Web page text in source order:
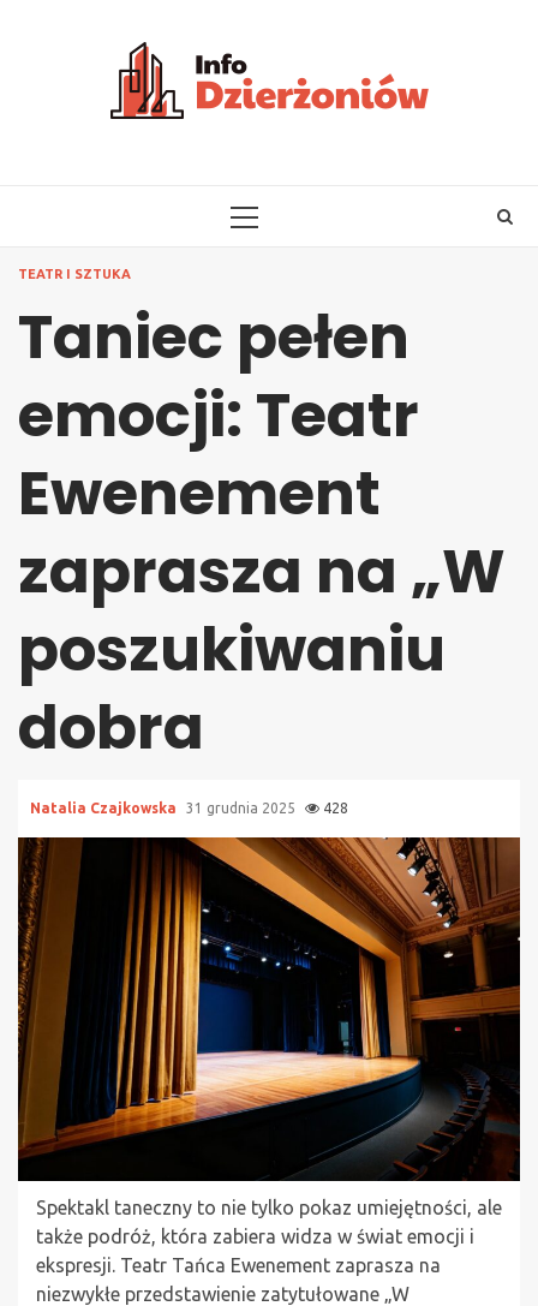
PRIMARY
TEATR I SZTUKA
Taniec pełen
emocji: Teatr
Ewenement
zaprasza na „W
poszukiwaniu
dobra
Natalia Czajkowska 31 grudnia 2025 428
Spektakl taneczny to nie tylko pokaz umiejętności, ale
także podróż, która zabiera widza w świat emocji i
ekspresji. Teatr Tańca Ewenement zaprasza na
niezwykłe przedstawienie zatytułowane „W